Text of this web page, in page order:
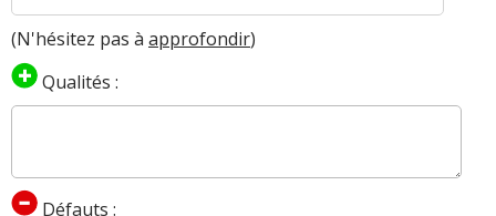
(N'hésitez pas à approfondir)
Qualités :
Défauts :